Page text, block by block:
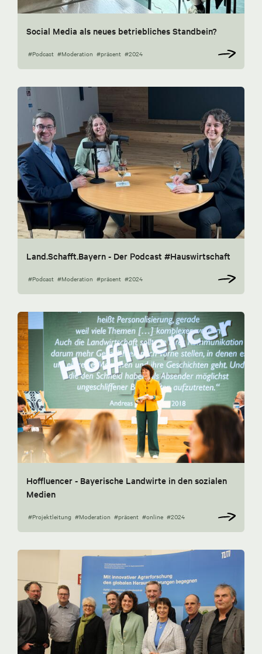
Social Media als neues betriebliches Standbein?
#Podcast #Moderation #präsent #2024
Land.Schafft.Bayern - Der Podcast #Hauswirtschaft
#Podcast #Moderation #präsent #2024
Hoffluencer - Bayerische Landwirte in den sozialen
Medien
#Projektleitung #Moderation #präsent #online #2024